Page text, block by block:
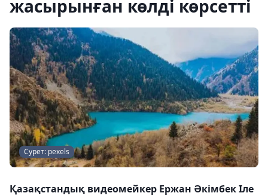
жасырынған көлді көрсетті
Сурет: pexels
Қазақстандық видеомейкер Ержан Әкімбек Іле